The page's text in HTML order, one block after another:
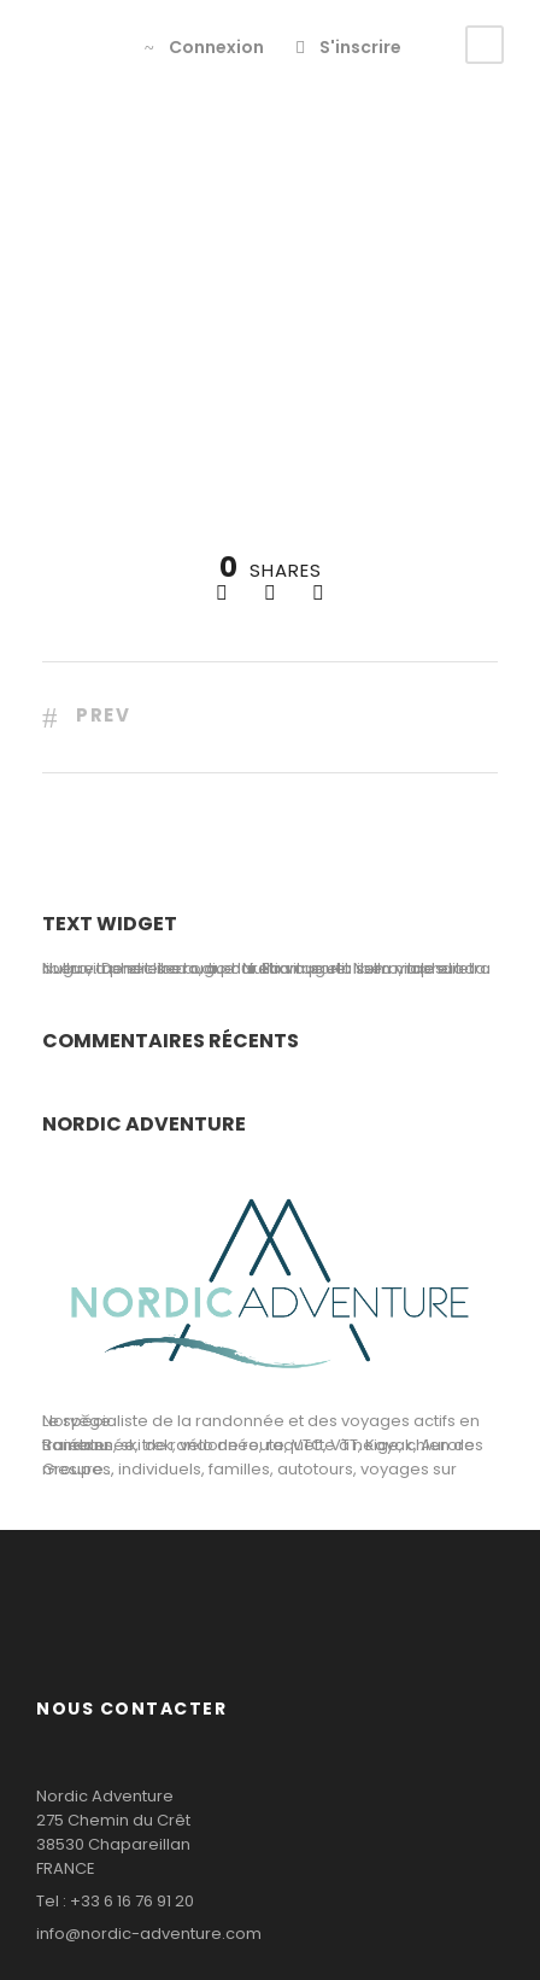
Connexion S'inscrire
0 SHARES
PREV
TEXT WIDGET
Nulla vitae elit libero, a pharetra augue. Nulla vitae elit libero, a pharetra augue. Nulla vitae elit libero, a pharetra augue. Donec sed odio dui. Etiam porta sem malesuada.
COMMENTAIRES RÉCENTS
NORDIC ADVENTURE
Le spécialiste de la randonnée et des voyages actifs en Norvège.
Randonnée, trek, vélo de route, VTC, VTT, Kayak, Aurores Boréales, ski de randonnée, raquette à neige, chien de traineau
Groupes, individuels, familles, autotours, voyages sur mesure...
NOUS CONTACTER
Nordic Adventure
275 Chemin du Crêt
38530 Chapareillan
FRANCE
Tel : +33 6 16 76 91 20
info@nordic-adventure.com